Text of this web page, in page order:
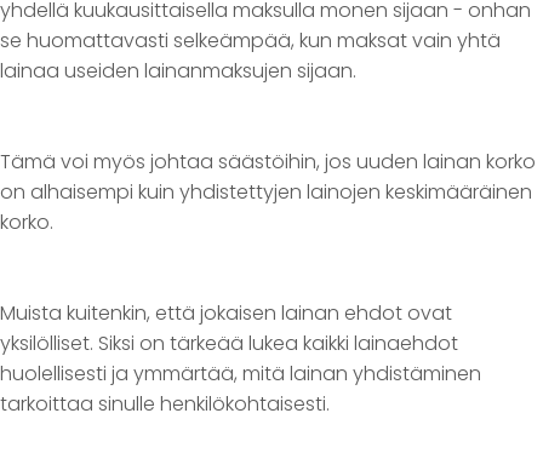
yhdellä kuukausittaisella maksulla monen sijaan - onhan
se huomattavasti selkeämpää, kun maksat vain yhtä
lainaa useiden lainanmaksujen sijaan.
Tämä voi myös johtaa säästöihin, jos uuden lainan korko
on alhaisempi kuin yhdistettyjen lainojen keskimääräinen
korko.
Muista kuitenkin, että jokaisen lainan ehdot ovat
yksilölliset. Siksi on tärkeää lukea kaikki lainaehdot
huolellisesti ja ymmärtää, mitä lainan yhdistäminen
tarkoittaa sinulle henkilökohtaisesti.